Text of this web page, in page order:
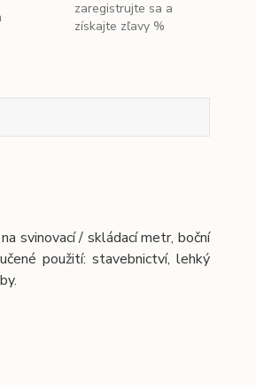
zaregistrujte sa a
získajte zľavy %
svinovací / skládací metr, boční
použití: stavebnictví, lehký